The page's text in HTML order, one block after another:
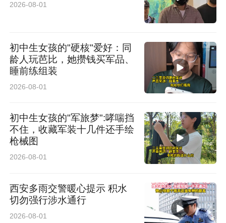
2026-08-01
初中生女孩的"硬核"爱好：同
龄人玩芭比，她攒钱买军品、
睡前练组装
2026-08-01
初中生女孩的"军旅梦":哮喘挡
不住，收藏军装十几件还手绘
枪械图
2026-08-01
西安多雨交警暖心提示 积水
切勿强行涉水通行
2026-08-01